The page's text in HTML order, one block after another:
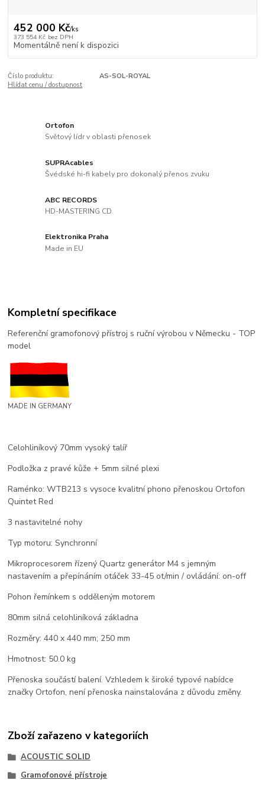
452 000 Kč/ks
373 554 Kč bez DPH
Momentálně není k dispozici
Číslo produktu:
AS-SOL-ROYAL
Hlídat cenu / dostupnost
Ortofon
Světový lídr v oblasti přenosek
SUPRAcables
Švédské hi-fi kabely pro dokonalý přenos zvuku
ABC RECORDS
HD-MASTERING CD
Elektronika Praha
Made in EU
Kompletní specifikace
Referenční gramofonový přístroj s ruční výrobou v Německu - TOP
model
MADE IN GERMANY
Celohliníkový 70mm vysoký talíř
Podložka z pravé kůže + 5mm silné plexi
Raménko: WTB213 s vysoce kvalitní phono přenoskou Ortofon
Quintet Red
3 nastavitelné nohy
Typ motoru: Synchronní
Mikroprocesorem řízený Quartz generátor M4 s jemným
nastavením a přepínáním otáček 33-45 ot/min / ovládání: on-off
Pohon řemínkem s odděleným motorem
80mm silná celohliníková základna
Rozměry: 440 x 440 mm; 250 mm
Hmotnost: 50.0 kg
Přenoska součástí balení. Vzhledem k široké typové nabídce
značky Ortofon, není přenoska nainstalována z důvodu změny.
Zboží zařazeno v kategoriích
ACOUSTIC SOLID
Gramofonové přístroje